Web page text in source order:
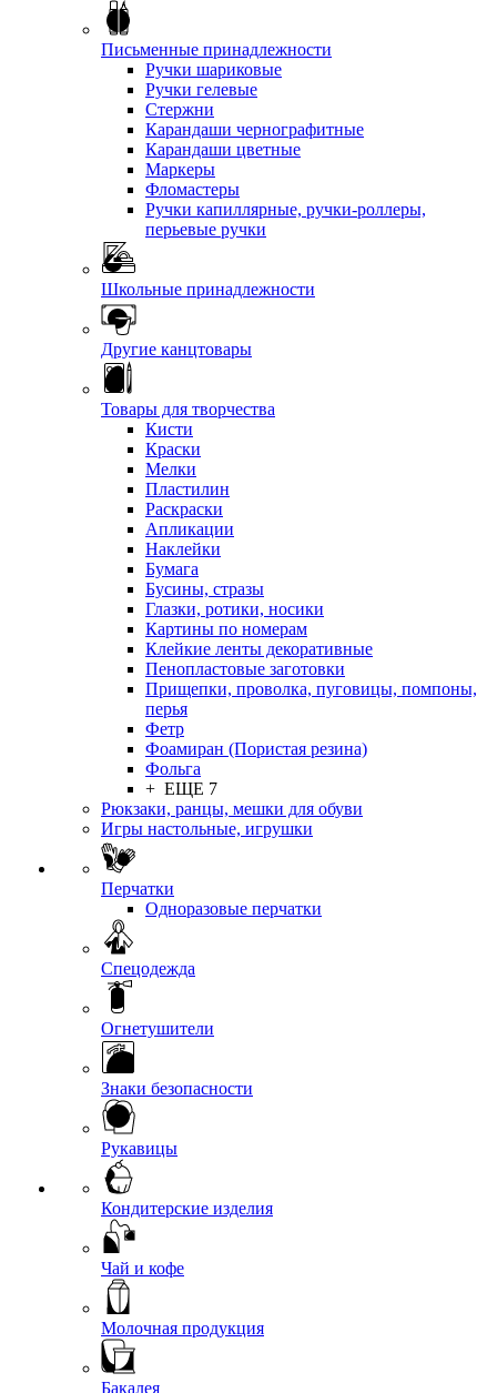
Письменные принадлежности
Ручки шариковые
Ручки гелевые
Стержни
Карандаши чернографитные
Карандаши цветные
Маркеры
Фломастеры
Ручки капиллярные, ручки-роллеры,
перьевые ручки
Школьные принадлежности
Другие канцтовары
Товары для творчества
Кисти
Краски
Мелки
Пластилин
Раскраски
Апликации
Наклейки
Бумага
Бусины, стразы
Глазки, ротики, носики
Картины по номерам
Клейкие ленты декоративные
Пенопластовые заготовки
Прищепки, проволка, пуговицы, помпоны,
перья
Фетр
Фоамиран (Пористая резина)
Фольга
+ ЕЩЕ 7
Рюкзаки, ранцы, мешки для обуви
Игры настольные, игрушки
Перчатки
Одноразовые перчатки
Спецодежда
Огнетушители
Знаки безопасности
Рукавицы
Кондитерские изделия
Чай и кофе
Молочная продукция
Бакалея